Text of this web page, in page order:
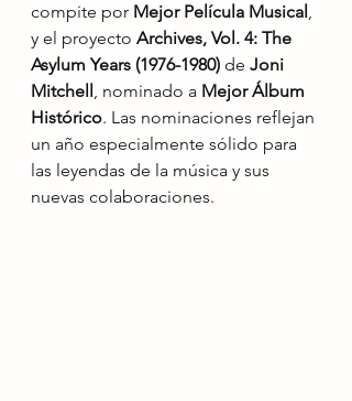
compite por Mejor Película Musical,
y el proyecto Archives, Vol. 4: The
Asylum Years (1976-1980) de Joni
Mitchell, nominado a Mejor Álbum
Histórico. Las nominaciones reflejan
un año especialmente sólido para
las leyendas de la música y sus
nuevas colaboraciones.